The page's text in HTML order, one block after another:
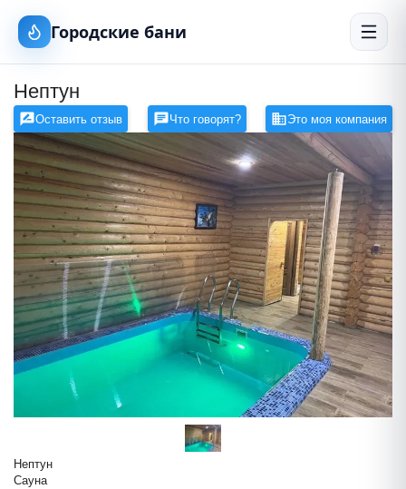
Городские бани
Нептун
Оставить отзыв Что говорят? Это моя компания
Нептун
Сауна